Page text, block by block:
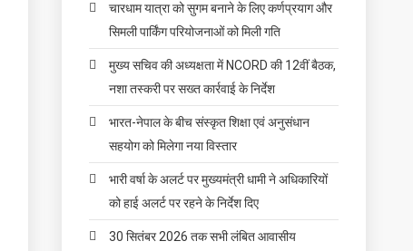
चारधाम यात्रा को सुगम बनाने के लिए कर्णप्रयाग और
सिमली पार्किंग परियोजनाओं को मिली गति
मुख्य सचिव की अध्यक्षता में NCORD की 12वीं बैठक,
नशा तस्करी पर सख्त कार्रवाई के निर्देश
भारत-नेपाल के बीच संस्कृत शिक्षा एवं अनुसंधान
सहयोग को मिलेगा नया विस्तार
भारी वर्षा के अलर्ट पर मुख्यमंत्री धामी ने अधिकारियों
को हाई अलर्ट पर रहने के निर्देश दिए
30 सितंबर 2026 तक सभी लंबित आवासीय